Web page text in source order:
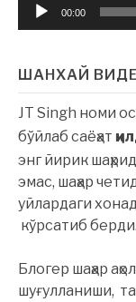
00:00
ШАНХАЙ
JT Singh номи
бўйлаб саёҳат
энг йирик
эмас, шаҳар
уйлардаги
кўрсатиб берди.
Блогер шаҳар
шуғулланиши,